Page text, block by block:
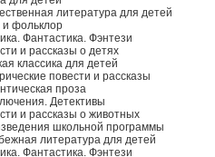
литература для детей
фольклор
Фантастика. Фэнтези
и рассказы о детях
классика для детей
повести и рассказы
проза
Детективы
и рассказы о животных
школьной программы
литература для детей
Фантастика. Фэнтези